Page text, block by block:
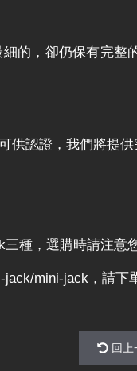
的，卻仍保有完
認證，我們將提供
種，選購時請注意
mini-jack，請下
回上